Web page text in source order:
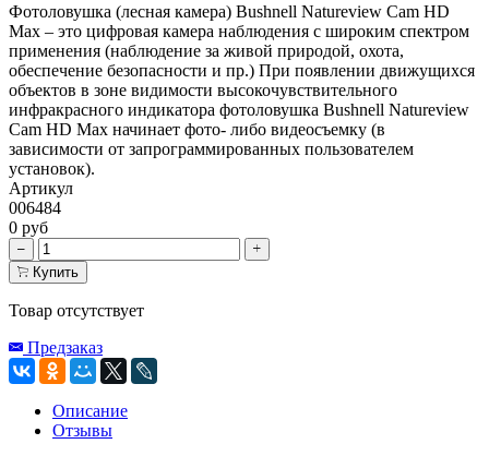
Фотоловушка (лесная камера) Bushnell Natureview Cam HD
Max – это цифровая камера наблюдения с широким спектром
применения (наблюдение за живой природой, охота,
обеспечение безопасности и пр.) При появлении движущихся
объектов в зоне видимости высокочувствительного
инфракрасного индикатора фотоловушка Bushnell Natureview
Cam HD Max начинает фото- либо видеосъемку (в
зависимости от запрограммированных пользователем
установок).
Артикул
006484
0 руб
Купить
Товар отсутствует
Предзаказ
Описание
Отзывы